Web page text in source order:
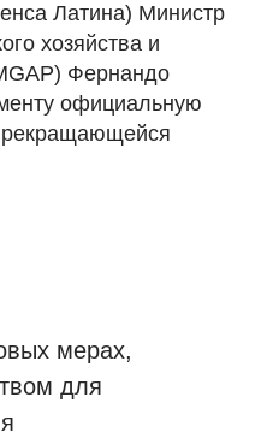
Латина) Министр
хозяйства и
Фернандо
официальную
мерах,
для